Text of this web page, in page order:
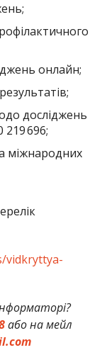
онлайн;
досліджень
219 696;
міжнародних
vidkryttya-
або на мейл